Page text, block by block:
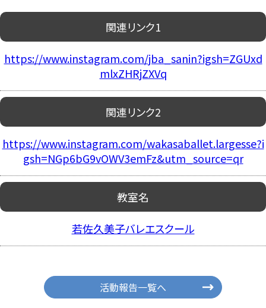
関連リンク1
https://www.instagram.com/jba_sanin?igsh=ZGUxd
mlxZHRjZXVq
関連リンク2
https://www.instagram.com/wakasaballet.largesse?i
gsh=NGp6bG9vOWV3emFz&utm_source=qr
教室名
若佐久美子バレエスクール
活動報告一覧へ